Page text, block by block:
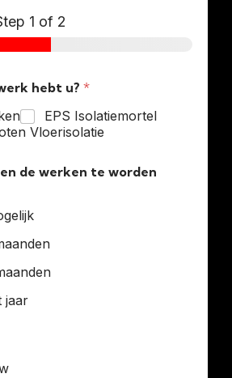
1 of 2
hebt u? *
EPS Isolatiemortel
Vloerisolatie
de werken te worden
jaar